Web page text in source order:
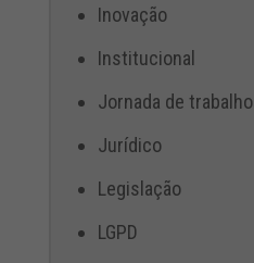
Inovação
Institucional
Jornada de trabalho
Jurídico
Legislação
LGPD